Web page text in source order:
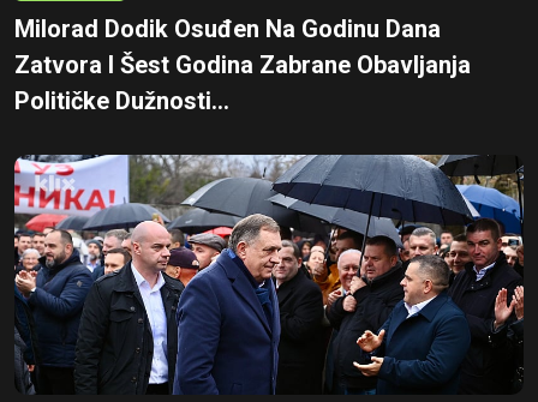
Milorad Dodik Osuđen Na Godinu Dana
Zatvora I Šest Godina Zabrane Obavljanja
Političke Dužnosti...